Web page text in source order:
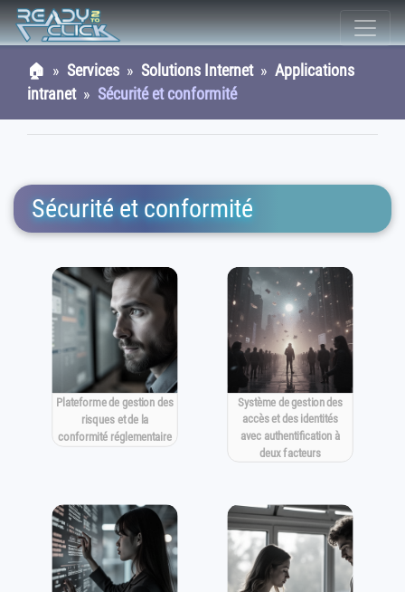
🏠 » Services » Solutions Internet» Applications
intranet» Sécurité et conformité
Sécurité et conformité
Plateforme de gestion des
risques et de la
conformité réglementaire
Système de gestion des
accès et des identités
avec authentification à
deux facteurs